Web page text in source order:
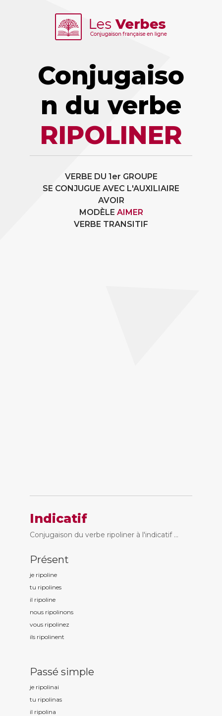
Conjugaiso
n du verbe
RIPOLINER
VERBE DU 1er GROUPE
SE CONJUGUE AVEC L'AUXILIAIRE
AVOIR
MODÈLE AIMER
VERBE TRANSITIF
Indicatif
Conjugaison du verbe ripoliner à l'indicatif ...
Présent
je ripoline
tu ripolines
il ripoline
nous ripolinons
vous ripolinez
ils ripolinent
Passé simple
je ripolinai
tu ripolinas
il ripolina